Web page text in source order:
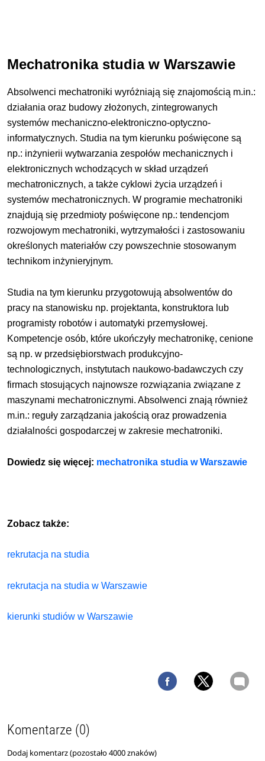
Mechatronika studia w Warszawie
Absolwenci mechatroniki wyróżniają się znajomością m.in.:
działania oraz budowy złożonych, zintegrowanych
systemów mechaniczno-elektroniczno-optyczno-
informatycznych. Studia na tym kierunku poświęcone są
np.: inżynierii wytwarzania zespołów mechanicznych i
elektronicznych wchodzących w skład urządzeń
mechatronicznych, a także cyklowi życia urządzeń i
systemów mechatronicznych. W programie mechatroniki
znajdują się przedmioty poświęcone np.: tendencjom
rozwojowym mechatroniki, wytrzymałości i zastosowaniu
określonych materiałów czy powszechnie stosowanym
technikom inżynieryjnym.
Studia na tym kierunku przygotowują absolwentów do
pracy na stanowisku np. projektanta, konstruktora lub
programisty robotów i automatyki przemysłowej.
Kompetencje osób, które ukończyły mechatronikę, cenione
są np. w przedsiębiorstwach produkcyjno-
technologicznych, instytutach naukowo-badawczych czy
firmach stosujących najnowsze rozwiązania związane z
maszynami mechatronicznymi. Absolwenci znają również
m.in.: reguły zarządzania jakością oraz prowadzenia
działalności gospodarczej w zakresie mechatroniki.
Dowiedz się więcej: mechatronika studia w Warszawie
Zobacz także:
rekrutacja na studia
rekrutacja na studia w Warszawie
kierunki studiów w Warszawie
Komentarze (0)
Dodaj komentarz (pozostało4000znaków)